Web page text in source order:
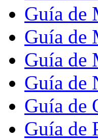
Guía de
Guía de
Guía de
Guía de
Guía de
Guía de